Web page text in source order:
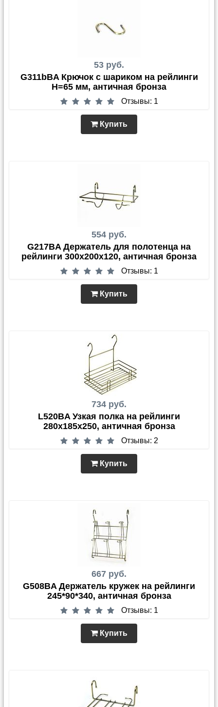
53 руб.
G311bBA Крючок с шариком на рейлинги
H=65 мм, античная бронза
Отзывы: 1
Купить
554 руб.
G217BA Держатель для полотенца на
рейлинги 300х200х120, античная бронза
Отзывы: 1
Купить
734 руб.
L520BA Узкая полка на рейлинги
280х185х250, античная бронза
Отзывы: 2
Купить
667 руб.
G508BA Держатель кружек на рейлинги
245*90*340, античная бронза
Отзывы: 1
Купить